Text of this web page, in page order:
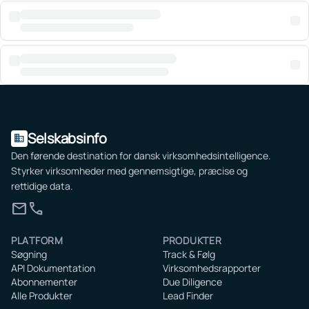
domain Selskabsinfo
Den førende destination for dansk virksomhedsintelligence.
Styrker virksomheder med gennemsigtige, præcise og
rettidige data.
mailcall
PLATFORM
Søgning
API Dokumentation
Abonnementer
Alle Produkter
PRODUKTER
Track & Følg
Virksomhedsrapporter
Due Diligence
Lead Finder